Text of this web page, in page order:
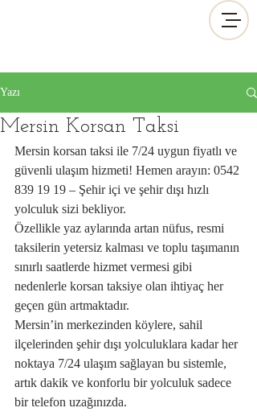
Yazı
Mersin Korsan Taksi
Mersin korsan taksi ile 7/24 uygun fiyatlı ve
güvenli ulaşım hizmeti! Hemen arayın: 0542
839 19 19 – Şehir içi ve şehir dışı hızlı
yolculuk sizi bekliyor.
Özellikle yaz aylarında artan nüfus, resmi
taksilerin yetersiz kalması ve toplu taşımanın
sınırlı saatlerde hizmet vermesi gibi
nedenlerle korsan taksiye olan ihtiyaç her
geçen gün artmaktadır.
Mersin’in merkezinden köylere, sahil
ilçelerinden şehir dışı yolculuklara kadar her
noktaya 7/24 ulaşım sağlayan bu sistemle,
artık dakik ve konforlu bir yolculuk sadece
bir telefon uzağınızda.